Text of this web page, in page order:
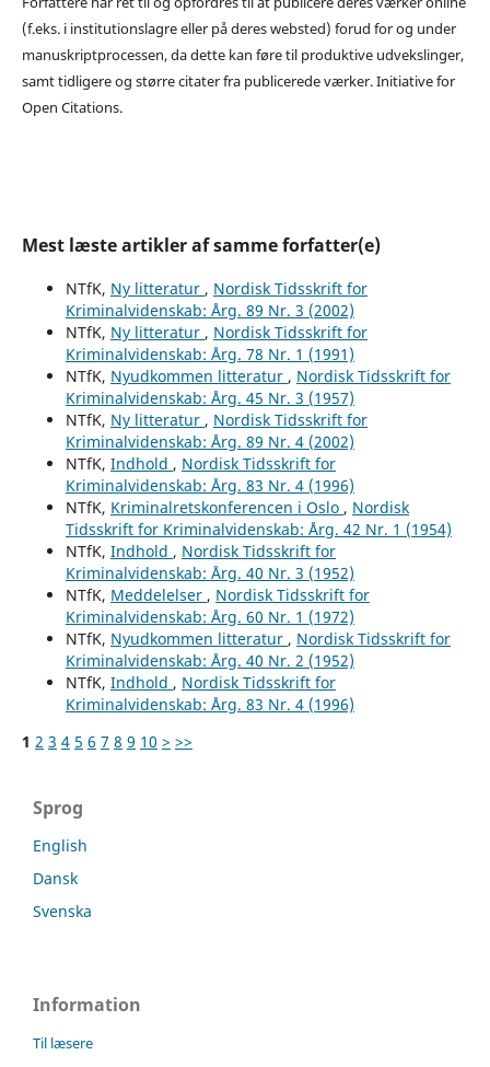
(f.eks. i institutionslagre eller på deres websted) forud for og under
manuskriptprocessen, da dette kan føre til produktive udvekslinger,
samt tidligere og større citater fra publicerede værker. Initiative for
Open Citations.
Mest læste artikler af samme forfatter(e)
NTfK, Ny litteratur , Nordisk Tidsskrift for
Kriminalvidenskab: Årg. 89 Nr. 3 (2002)
NTfK, Ny litteratur , Nordisk Tidsskrift for
Kriminalvidenskab: Årg. 78 Nr. 1 (1991)
NTfK, Nyudkommen litteratur , Nordisk Tidsskrift for
Kriminalvidenskab: Årg. 45 Nr. 3 (1957)
NTfK, Ny litteratur , Nordisk Tidsskrift for
Kriminalvidenskab: Årg. 89 Nr. 4 (2002)
NTfK, Indhold , Nordisk Tidsskrift for
Kriminalvidenskab: Årg. 83 Nr. 4 (1996)
NTfK, Kriminalretskonferencen i Oslo , Nordisk
Tidsskrift for Kriminalvidenskab: Årg. 42 Nr. 1 (1954)
NTfK, Indhold , Nordisk Tidsskrift for
Kriminalvidenskab: Årg. 40 Nr. 3 (1952)
NTfK, Meddelelser , Nordisk Tidsskrift for
Kriminalvidenskab: Årg. 60 Nr. 1 (1972)
NTfK, Nyudkommen litteratur , Nordisk Tidsskrift for
Kriminalvidenskab: Årg. 40 Nr. 2 (1952)
NTfK, Indhold , Nordisk Tidsskrift for
Kriminalvidenskab: Årg. 83 Nr. 4 (1996)
1 2 3 4 5 6 7 8 9 10 > >>
Sprog
English
Dansk
Svenska
Information
Til læsere